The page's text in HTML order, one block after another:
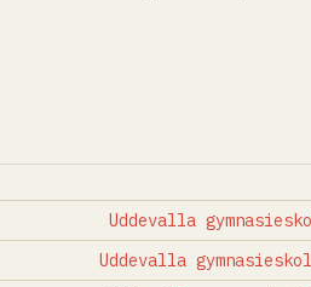
Uddevalla
Uddevalla